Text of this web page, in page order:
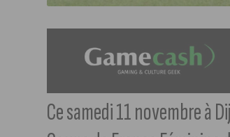
Ce samedi 11 novembre à